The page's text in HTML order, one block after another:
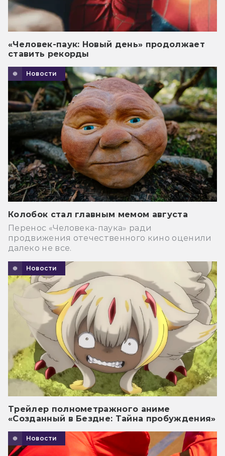
«Человек-паук: Новый день» продолжает
ставить рекорды
Новости
Колобок стал главным мемом августа
Перенос «Человека-паука» ради
продвижения отечественного кино оценили
далеко не все.
Новости
Трейлер полнометражного аниме
«Созданный в Бездне: Тайна пробуждения»
Новости